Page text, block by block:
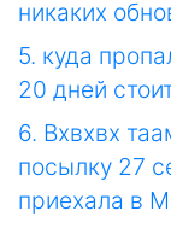
никаких
5. куда
20 дней
6. Вхвхвх
посылку 27
приехала в